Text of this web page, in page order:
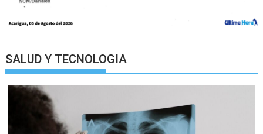
SALUD Y TECNOLOGIA